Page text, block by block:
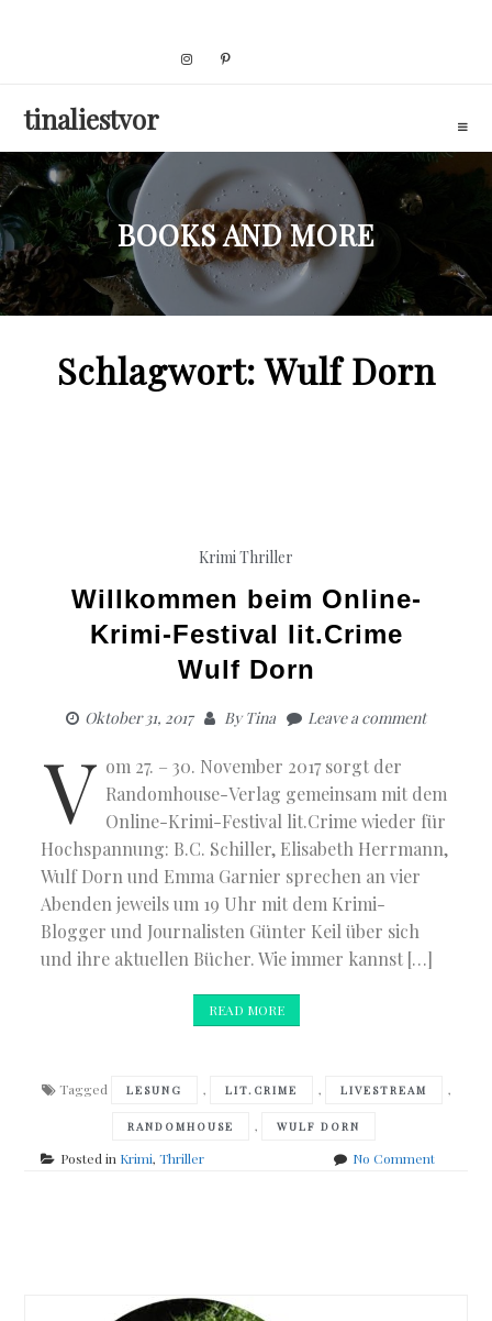
tinaliestvor
BOOKS AND MORE
Schlagwort:Wulf Dorn
KrimiThriller
Willkommen beim Online-
Krimi-Festival lit.Crime
Wulf Dorn
Oktober 31, 2017 ByTina Leave a comment
V om 27. – 30. November 2017 sorgt der
Randomhouse-Verlag gemeinsam mit dem
Online-Krimi-Festival lit.Crime wieder für
Hochspannung: B.C. Schiller, Elisabeth Herrmann,
Wulf Dorn und Emma Garnier sprechen an vier
Abenden jeweils um 19 Uhr mit dem Krimi-
Blogger und Journalisten Günter Keil über sich
und ihre aktuellen Bücher. Wie immer kannst […]
READ MORE
Tagged LESUNG , LIT.CRIME , LIVESTREAM ,
RANDOMHOUSE , WULF DORN
Posted in Krimi,Thriller No Commenton
navigation